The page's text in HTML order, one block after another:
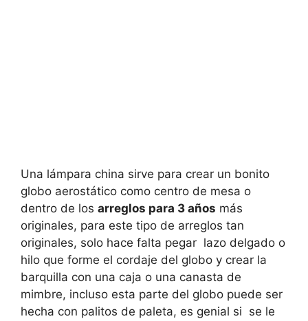
Una lámpara china sirve para crear un bonito
globo aerostático como centro de mesa o
dentro de los arreglos para 3 años más
originales, para este tipo de arreglos tan
originales, solo hace falta pegar lazo delgado o
hilo que forme el cordaje del globo y crear la
barquilla con una caja o una canasta de
mimbre, incluso esta parte del globo puede ser
hecha con palitos de paleta, es genial si se le